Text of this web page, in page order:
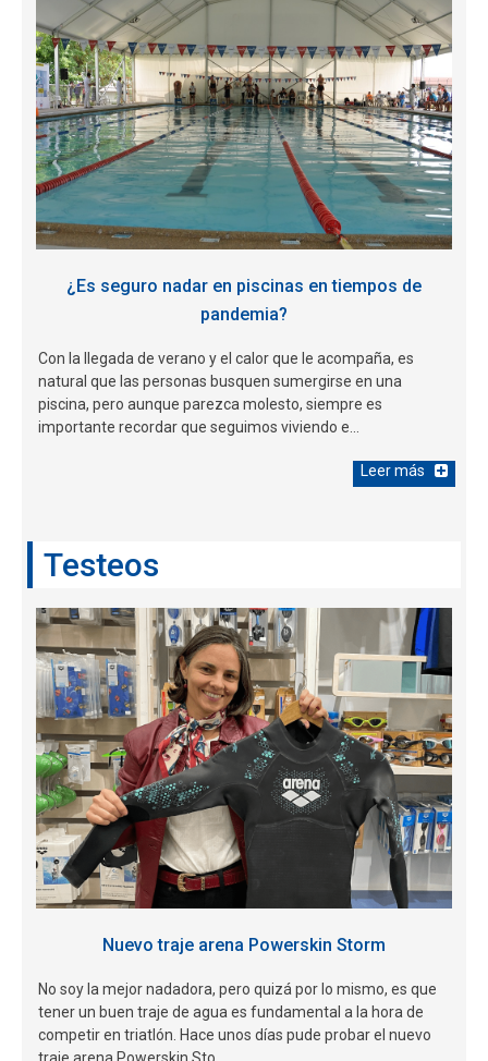
¿Es seguro nadar en piscinas en tiempos de
pandemia?
Con la llegada de verano y el calor que le acompaña, es
natural que las personas busquen sumergirse en una
piscina, pero aunque parezca molesto, siempre es
importante recordar que seguimos viviendo e...
Leer más
Testeos
Nuevo traje arena Powerskin Storm
No soy la mejor nadadora, pero quizá por lo mismo, es que
tener un buen traje de agua es fundamental a la hora de
competir en triatlón. Hace unos días pude probar el nuevo